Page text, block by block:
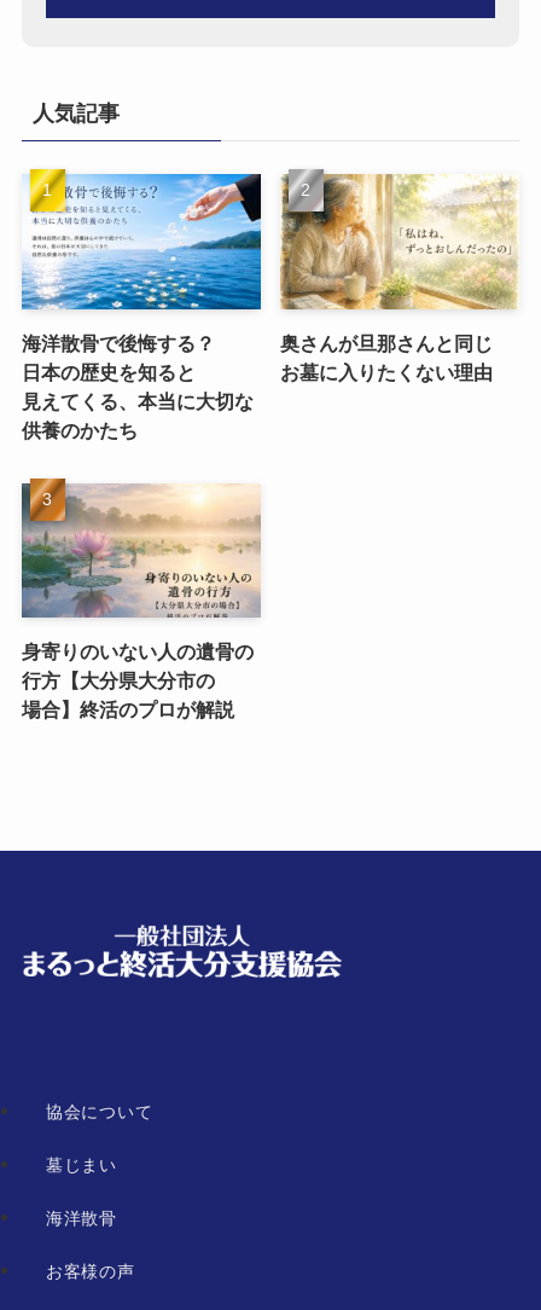
人気記事
海洋散骨で​後悔する？​
日本の​歴史を​知ると​
見えてくる、​本当に​大切な​
供養のかたち
奥さんが​旦那さんと​同じ​
お墓に​入りたくない​理由
身寄りのいない​人の​遺骨の​
行方​【大分県大分市の​
場合】終活の​プロが​解説
協会について
墓じまい
海洋散骨
お客様の声